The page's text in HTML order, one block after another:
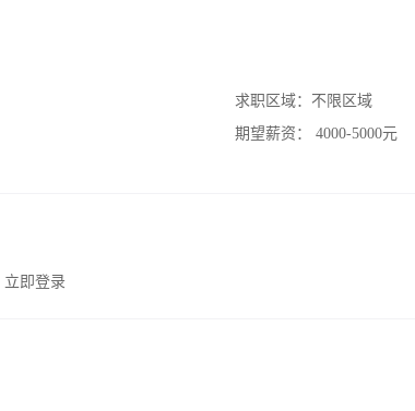
求职区域： 不限区域
期望薪资：
4000-5000元
立即登录